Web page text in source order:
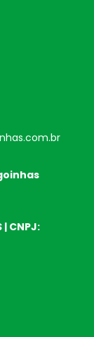
| CNPJ: